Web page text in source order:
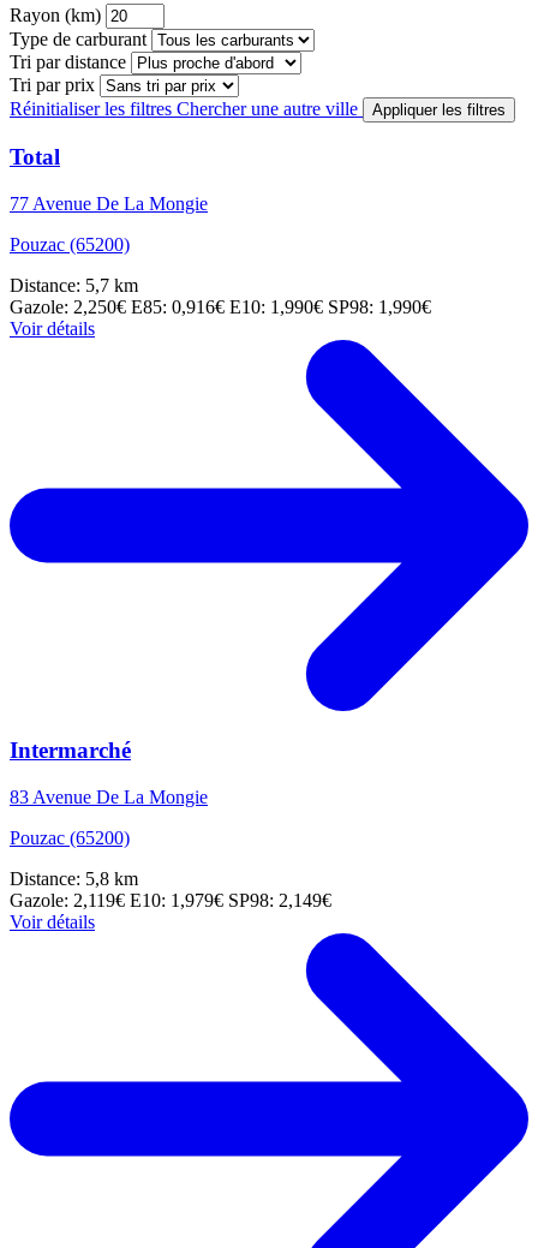
Rayon (km)
Type de carburant
Tri par distance
Tri par prix
Réinitialiser les filtres Chercher une autre ville Appliquer les filtres
Total
77 Avenue De La Mongie
Pouzac (65200)
Distance: 5,7 km
Gazole: 2,250€ E85: 0,916€ E10: 1,990€ SP98: 1,990€
Voir détails
Intermarché
83 Avenue De La Mongie
Pouzac (65200)
Distance: 5,8 km
Gazole: 2,119€ E10: 1,979€ SP98: 2,149€
Voir détails